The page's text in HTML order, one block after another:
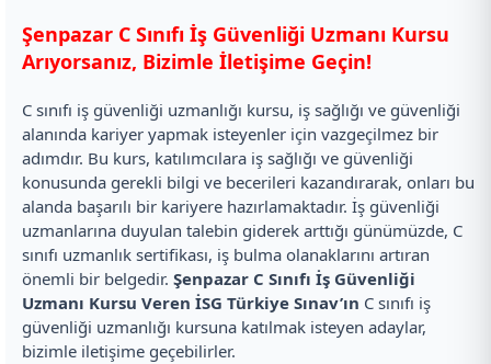
Şenpazar C Sınıfı İş Güvenliği Uzmanı Kursu
Arıyorsanız, Bizimle İletişime Geçin!
C sınıfı iş güvenliği uzmanlığı kursu, iş sağlığı ve güvenliği
alanında kariyer yapmak isteyenler için vazgeçilmez bir
adımdır. Bu kurs, katılımcılara iş sağlığı ve güvenliği
konusunda gerekli bilgi ve becerileri kazandırarak, onları bu
alanda başarılı bir kariyere hazırlamaktadır. İş güvenliği
uzmanlarına duyulan talebin giderek arttığı günümüzde, C
sınıfı uzmanlık sertifikası, iş bulma olanaklarını artıran
önemli bir belgedir. Şenpazar C Sınıfı İş Güvenliği
Uzmanı Kursu Veren İSG Türkiye Sınav’ın C sınıfı iş
güvenliği uzmanlığı kursuna katılmak isteyen adaylar,
bizimle iletişime geçebilirler.